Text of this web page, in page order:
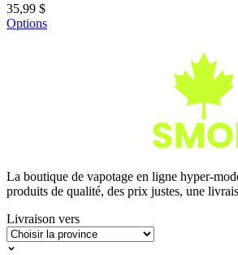
35,99 $
Options
La boutique de vapotage en ligne hyper-
produits de qualité, des prix justes, une
Livraison vers